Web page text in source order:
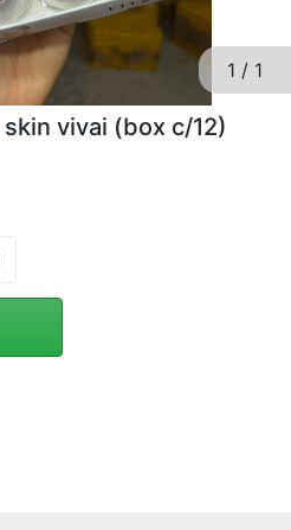
1 / 1
vivai (box c/12)